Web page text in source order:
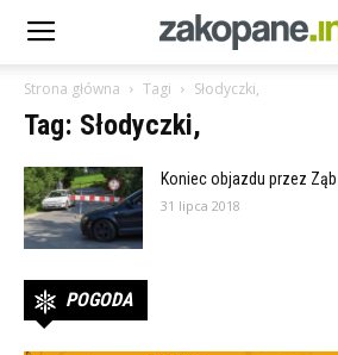
Strona główna Tagi Słodyczki,
Tag: Słodyczki,
Koniec objazdu przez Ząb
31 lipca 2018
POGODA